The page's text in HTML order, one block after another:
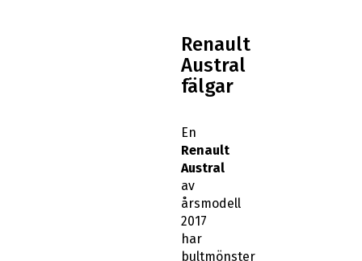
Renault
Austral
fälgar
En
Renault
Austral
av
årsmodell
2017
har
bultmönster